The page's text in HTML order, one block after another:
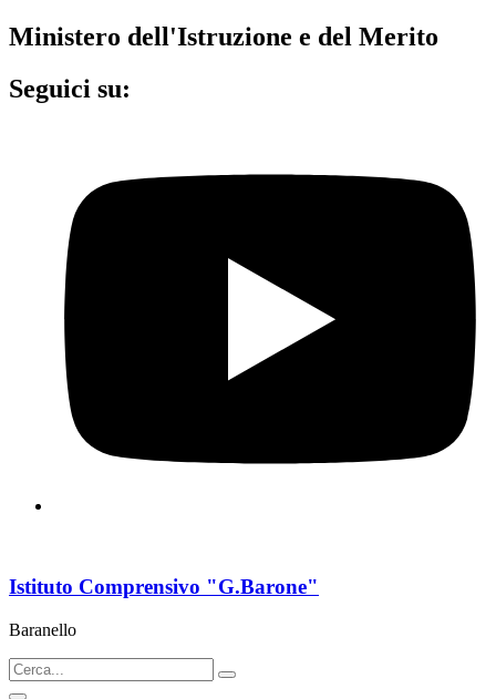
Ministero dell'Istruzione e del Merito
Seguici su:
Istituto Comprensivo "G.Barone"
Baranello